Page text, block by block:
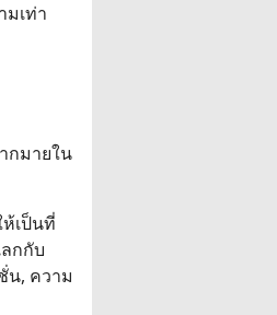
มเท่า
กมายใน
เป็นที่
กกับ
น, ความ